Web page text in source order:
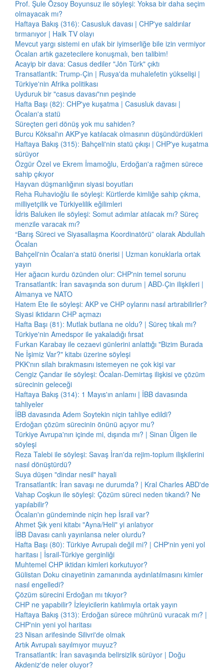
Prof. Şule Özsoy Boyunsuz ile söyleşi: Yoksa bir daha seçim
olmayacak mı?
Haftaya Bakış (316): Casusluk davası | CHP'ye saldırılar
tırmanıyor | Halk TV olayı
Mevcut yargı sistemi en ufak bir iyimserliğe bile izin vermiyor
Öcalan artık gazetecilere konuşmalı, ben talibim!
Acayip bir dava: Casus dediler "Jön Türk" çıktı
Transatlantik: Trump-Çin | Rusya'da muhalefetin yükselişi |
Türkiye'nin Afrika politikası
Uyduruk bir "casus davası"nın peşinde
Hafta Başı (82): CHP'ye kuşatma | Casusluk davası |
Öcalan'a statü
Süreçten geri dönüş yok mu sahiden?
Burcu Köksal'ın AKP'ye katılacak olmasının düşündürdükleri
Haftaya Bakış (315): Bahçeli'nin statü çıkışı | CHP'ye kuşatma
sürüyor
Özgür Özel ve Ekrem İmamoğlu, Erdoğan'a rağmen sürece
sahip çıkıyor
Hayvan düşmanlığının siyasi boyutları
Reha Ruhavioğlu ile söyleşi: Kürtlerde kimliğe sahip çıkma,
milliyetçilik ve Türkiyelilik eğilimleri
İdris Baluken ile söyleşi: Somut adımlar atılacak mı? Süreç
menzile varacak mı?
“Barış Süreci ve Siyasallaşma Koordinatörü” olarak Abdullah
Öcalan
Bahçeli'nin Öcalan'a statü önerisi | Uzman konuklarla ortak
yayın
Her ağacın kurdu özünden olur: CHP'nin temel sorunu
Transatlantik: İran savaşında son durum | ABD-Çin ilişkileri |
Almanya ve NATO
Hatem Ete ile söyleşi: AKP ve CHP oylarını nasıl artırabilirler?
Siyasi iktidarın CHP açmazı
Hafta Başı (81): Mutlak butlana ne oldu? | Süreç tıkalı mı?
Türkiye'nin Amedspor ile yakaladığı fırsat
Furkan Karabay ile cezaevi günlerini anlattığı "Bizim Burada
Ne İşimiz Var?" kitabı üzerine söyleşi
PKK'nın silah bırakmasını istemeyen ne çok kişi var
Cengiz Çandar ile söyleşi: Öcalan-Demirtaş ilişkisi ve çözüm
sürecinin geleceği
Haftaya Bakış (314): 1 Mayıs'ın anlamı | İBB davasında
tahliyeler
İBB davasında Adem Soytekin niçin tahliye edildi?
Erdoğan çözüm sürecinin önünü açıyor mu?
Türkiye Avrupa'nın içinde mi, dışında mı? | Sinan Ülgen ile
söyleşi
Reza Talebi ile söyleşi: Savaş İran'da rejim-toplum ilişkilerini
nasıl dönüştürdü?
Suya düşen "dindar nesil" hayali
Transatlantik: İran savaşı ne durumda? | Kral Charles ABD'de
Vahap Coşkun ile söyleşi: Çözüm süreci neden tıkandı? Ne
yapılabilir?
Öcalan'ın gündeminde niçin hep İsrail var?
Ahmet Şık yeni kitabı "Ayna/Heli" yi anlatıyor
İBB Davası canlı yayınlansa neler olurdu?
Hafta Başı (80): Türkiye Avrupalı değil mi? | CHP'nin yeni yol
haritası | İsrail-Türkiye gerginliği
Muhtemel CHP iktidarı kimleri korkutuyor?
Gülistan Doku cinayetinin zamanında aydınlatılmasını kimler
nasıl engelledi?
Çözüm sürecini Erdoğan mı tıkıyor?
CHP ne yapabilir? İzleyicilerin katılımıyla ortak yayın
Haftaya Bakış (313): Erdoğan sürece mührünü vuracak mı? |
CHP'nin yeni yol haritası
23 Nisan arifesinde Silivri'de olmak
Artık Avrupalı sayılmıyor muyuz?
Transatlantik: İran savaşında belirsizlik sürüyor | Doğu
Akdeniz'de neler oluyor?